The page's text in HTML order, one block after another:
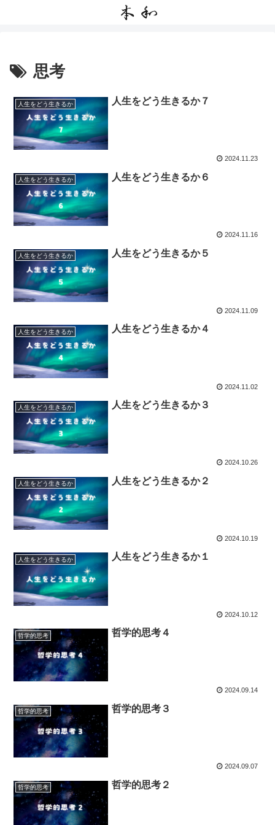
思考
人生をどう生きるか 人生をどう生きるか７
2024.11.23
人生をどう生きるか 人生をどう生きるか６
2024.11.16
人生をどう生きるか 人生をどう生きるか５
2024.11.09
人生をどう生きるか 人生をどう生きるか４
2024.11.02
人生をどう生きるか 人生をどう生きるか３
2024.10.26
人生をどう生きるか 人生をどう生きるか２
2024.10.19
人生をどう生きるか 人生をどう生きるか１
2024.10.12
哲学的思考 哲学的思考４
2024.09.14
哲学的思考 哲学的思考３
2024.09.07
哲学的思考 哲学的思考２